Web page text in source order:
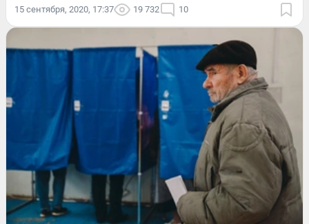
15 сентября, 2020, 17:37 19 732 10